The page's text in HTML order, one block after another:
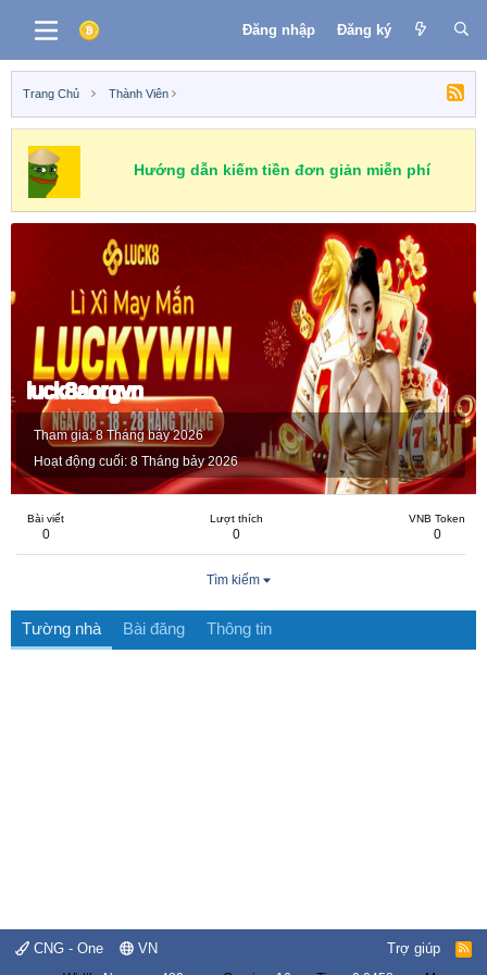
Đăng nhập Đăng ký
Trang Chủ Thành Viên
Hướng dẫn kiếm tiền đơn giản miễn phí
luck8aorgvn
Tham gia 8 Tháng bảy 2026
Hoạt động cuối 8 Tháng bảy 2026
Bài viết
0
Lượt thích
0
VNB Token
0
Tìm kiếm
Tường nhà Bài đăng Thông tin
CNG - One VN Trợ giúp
R